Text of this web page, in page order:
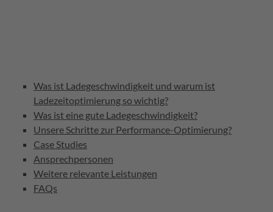
Was ist Ladegeschwindigkeit und warum ist
Ladezeitoptimierung so wichtig?
Was ist eine gute Ladegeschwindigkeit?
Unsere Schritte zur Performance-Optimierung?
Case Studies
Ansprechpersonen
Weitere relevante Leistungen
FAQs